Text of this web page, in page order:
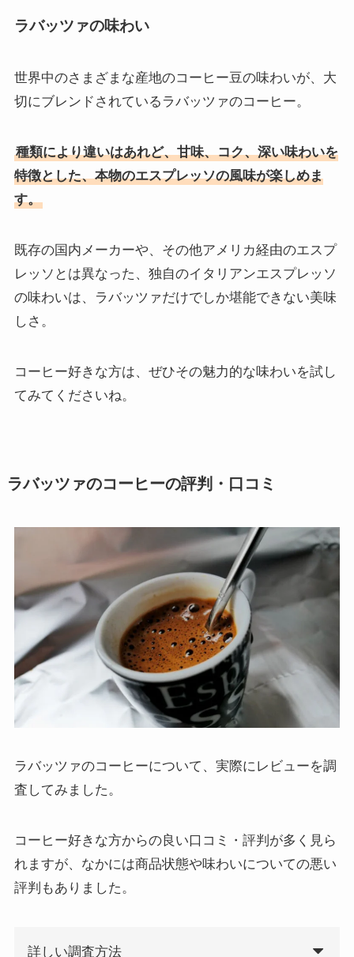
ラバッツァの味わい
世界中のさまざまな産地のコーヒー豆の味わいが、大
切にブレンドされているラバッツァのコーヒー。
種類により違いはあれど、甘味、コク、深い味わいを
特徴とした、本物のエスプレッソの風味が楽しめま
す。
既存の国内メーカーや、その他アメリカ経由のエスプ
レッソとは異なった、独自のイタリアンエスプレッソ
の味わいは、ラバッツァだけでしか堪能できない美味
しさ。
コーヒー好きな方は、ぜひその魅力的な味わいを試し
てみてくださいね。
ラバッツァのコーヒーの評判・口コミ
ラバッツァのコーヒーについて、実際にレビューを調
査してみました。
コーヒー好きな方からの良い口コミ・評判が多く見ら
れますが、なかには商品状態や味わいについての悪い
評判もありました。
詳しい調査方法